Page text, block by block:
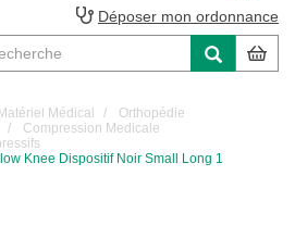
Martin
Pharmacie
Saint-
Martin
Déposer mon ordonnance
Matériel Médical
Orthopédie
Compression Medicale
Knee Dispositif Noir Small Long 1